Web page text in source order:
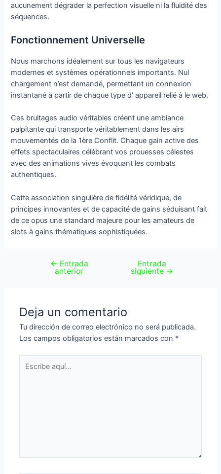
aucunement dégrader la perfection visuelle ni la fluidité des
séquences.
Fonctionnement Universelle
Nous marchons idéalement sur tous les navigateurs
modernes et systèmes opérationnels importants. Nul
chargement n’est demandé, permettant un connexion
instantané à partir de chaque type d’ appareil relié à le web.
Ces bruitages audio véritables créent une ambiance
palpitante qui transporte véritablement dans les airs
mouvementés de la 1ère Conflit. Chaque gain active des
effets spectaculaires célébrant vos prouesses célestes
avec des animations vives évoquant les combats
authentiques.
Cette association singulière de fidélité véridique, de
principes innovantes et de capacité de gains séduisant fait
de ce opus une standard majeure pour les amateurs de
slots à gains thématiques sophistiquées.
← Entrada
anterior
Entrada
siguiente →
Deja un comentario
Tu dirección de correo electrónico no será publicada.
Los campos obligatorios están marcados con *
aquí...